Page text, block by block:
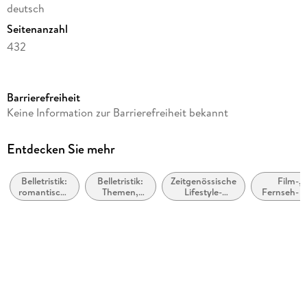
deutsch
Seitenanzahl
432
Reihe
Autor/Autorin
Verlag/Hersteller
Loewe Verlag GmbH
Barrierefreiheit
Keine Information zur Barrierefreiheit bekannt
Entdecken Sie mehr
Belletristik:
romantische
Spannung
Belletristik:
Themen,
Stoffe,
Zeitgenössische
Lifestyle-
Literatur
Film-,
Fernseh-